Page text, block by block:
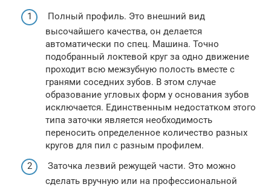
Полный профиль. Это внешний вид
высочайшего качества, он делается
автоматически по спец. Машина. Точно
подобранный локтевой круг за одно движение
проходит всю межзубную полость вместе с
гранями соседних зубов. В этом случае
образование угловых форм у основания зубов
исключается. Единственным недостатком этого
типа заточки является необходимость
переносить определенное количество разных
кругов для пил с разным профилем.
Заточка лезвий режущей части. Это можно
сделать вручную или на профессиональной